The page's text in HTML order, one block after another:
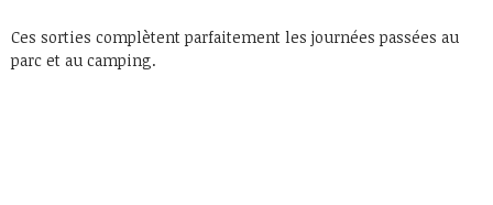
Ces sorties complètent parfaitement les journées passées au
parc et au camping.